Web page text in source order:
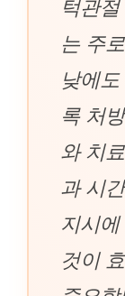
턱관
는 주
낮에
록 처
와 치
과 시
지시
것이